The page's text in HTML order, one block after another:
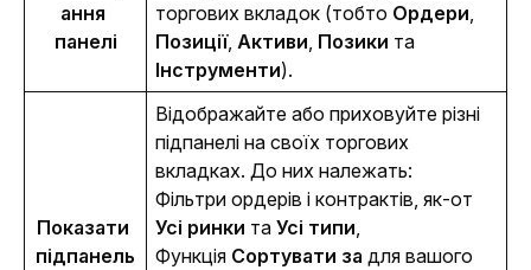
ання
панелі
торгових вкладок (тобто Ордери
Позиції, Активи, Позики
та
Інструменти).
Показати
підпанель
Відображайте або приховуйте різні
підпанелі на своїх торгових
вкладках. До них належать:
Фільтри ордерів і контрактів, як-от
Усі ринки та Усі типи,
Функція Сортувати за для вашого